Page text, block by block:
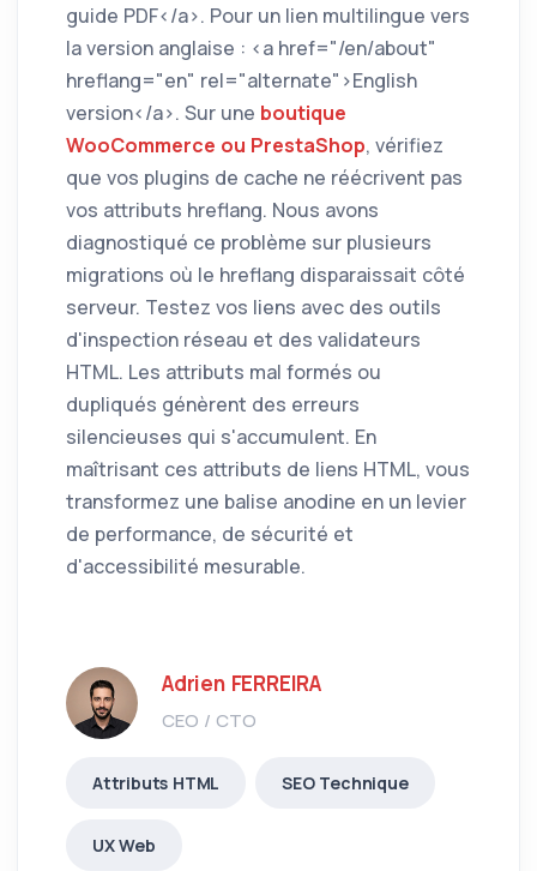
guide PDF</a>. Pour un lien multilingue vers
la version anglaise : <a href="/en/about"
hreflang="en" rel="alternate">English
version</a>. Sur une boutique
WooCommerce ou PrestaShop, vérifiez
que vos plugins de cache ne réécrivent pas
vos attributs hreflang. Nous avons
diagnostiqué ce problème sur plusieurs
migrations où le hreflang disparaissait côté
serveur. Testez vos liens avec des outils
d'inspection réseau et des validateurs
HTML. Les attributs mal formés ou
dupliqués génèrent des erreurs
silencieuses qui s'accumulent. En
maîtrisant ces attributs de liens HTML, vous
transformez une balise anodine en un levier
de performance, de sécurité et
d'accessibilité mesurable.
Adrien FERREIRA
CEO / CTO
Attributs HTML SEO Technique
UX Web